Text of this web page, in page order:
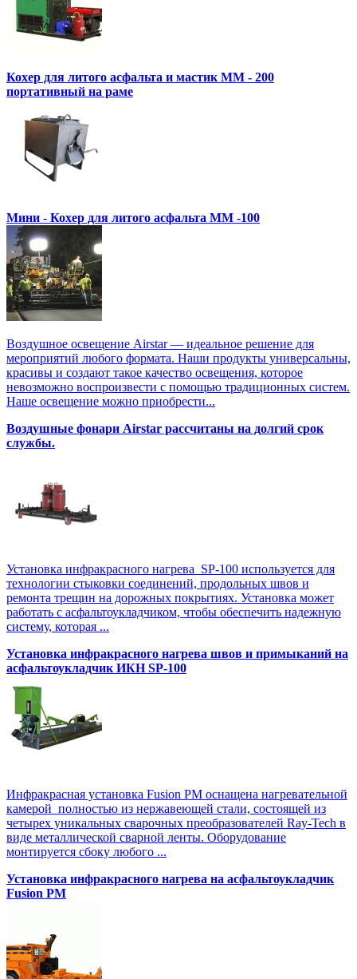
Кохер для литого асфальта и мастик MM - 200
портативный на раме
Мини - Кохер для литого асфальта MM -100
Воздушное освещение Airstar — идеальное решение для
мероприятий любого формата. Наши продукты универсальны,
красивы и создают такое качество освещения, которое
невозможно воспроизвести с помощью традиционных систем.
Наше освещение можно приобрести...
Воздушные фонари Airstar рассчитаны на долгий срок
службы.
Установка инфракрасного нагрева SP-100 используется для
технологии стыковки соединений, продольных швов и
ремонта трещин на дорожных покрытиях. Установка может
работать с асфальтоукладчиком, чтобы обеспечить надежную
систему, которая ...
Установка инфракрасного нагрева швов и примыканий на
асфальтоукладчик ИКН SP-100
Инфракрасная установка Fusion PM оснащена нагревательной
камерой полностью из нержавеющей стали, состоящей из
четырех уникальных сварочных преобразователей Ray-Tech в
виде металлической сварной ленты. Оборудование
монтируется сбоку любого ...
Установка инфракрасного нагрева на асфальтоукладчик
Fusion PM